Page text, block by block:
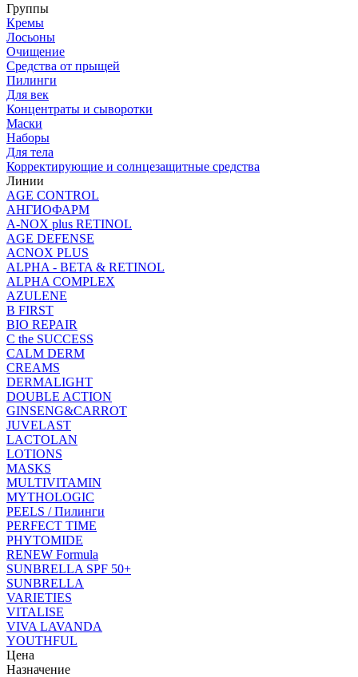
Группы
Кремы
Лосьоны
Очищение
Средства от прыщей
Пилинги
Для век
Концентраты и сыворотки
Маски
Наборы
Для тела
Корректирующие и солнцезащитные средства
Линии
AGE CONTROL
АНГИОФАРМ
A-NOX plus RETINOL
AGE DEFENSE
ACNOX PLUS
ALPHA - BETA & RETINOL
ALPHA COMPLEX
AZULENE
B FIRST
BIO REPAIR
C the SUCCESS
CALM DERM
CREAMS
DERMALIGHT
DOUBLE ACTION
GINSENG&CARROT
JUVELAST
LACTOLAN
LOTIONS
MASKS
MULTIVITAMIN
MYTHOLOGIC
PEELS / Пилинги
PERFECT TIME
PHYTOMIDE
RENEW Formula
SUNBRELLA SPF 50+
SUNBRELLA
VARIETIES
VITALISE
VIVA LAVANDA
YOUTHFUL
Цена
Назначение